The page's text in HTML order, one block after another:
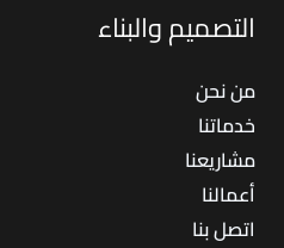
التصميم والبناء
من نحن
خدماتنا
مشاريعنا
أعمالنا
اتصل بنا